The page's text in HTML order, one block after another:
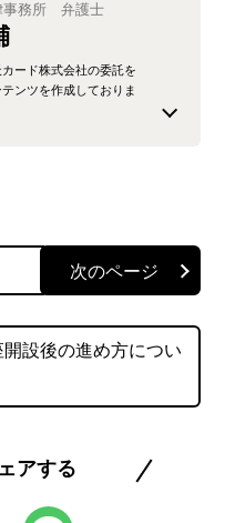
事務所 弁護士
ード株式会社の委託を
ンツを作成しておりま
事件、企業合併事
積極的に取り組ん
consultation/
設後の進め方につい
アする